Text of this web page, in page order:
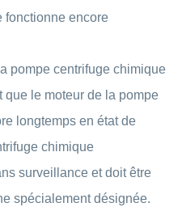
fonctionne encore
pompe centrifuge chimique
que le moteur de la pompe
longtemps en état de
chimique
surveillance et doit être
spécialement désignée.